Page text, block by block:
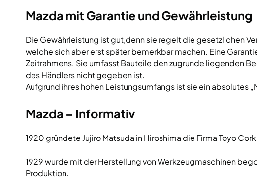
Mazda mit Garantie und Gewährleistung
Die Gewährleistung ist gut,denn sie regelt die gesetzlichen
welche sich aber erst später bemerkbar machen. Eine
Zeitrahmens. Sie umfasst Bauteile den zugrunde liegenden
des Händlers nicht gegeben ist.
Aufgrund ihres hohen Leistungsumfangs ist sie ein absolutes
Mazda – Informativ
1920 gründete Jujiro Matsuda in Hiroshima die Firma Toyo
1929 wurde mit der Herstellung von Werkzeugmaschinen
Produktion.